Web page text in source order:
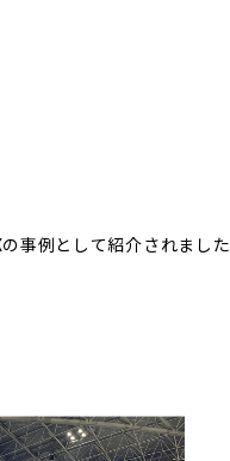
事例として紹介されました